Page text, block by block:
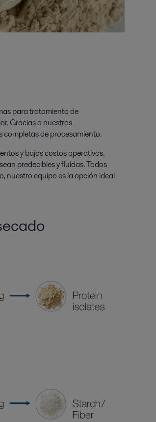
para tratamiento de
Gracias a nuestras
completas de procesamiento.
y bajos costos operativos.
predecibles y fluidas. Todos
nuestro equipo es la opción ideal